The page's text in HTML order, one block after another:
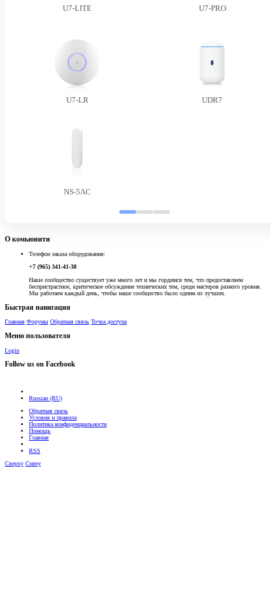
U7-LITE U7-PRO
U7-LR UDR7
NS-5AC
О комьюнити
Телефон заказа оборудования:
+7 (965) 341-41-38
Наше сообщество существует уже много лет и мы гордимся тем, что предоставляем
беспристрастное, критическое обсуждение технических тем, среди мастеров разного уровня.
Мы работаем каждый день, чтобы наше сообщество было одним из лучших.
Быстрая навигация
Главная Форумы Обратная связь Точка доступа
Меню пользователя
Login
Follow us on Facebook
Russian (RU)
Обратная связь
Условия и правила
Политика конфиденциальности
Помощь
Главная
RSS
Сверху Снизу